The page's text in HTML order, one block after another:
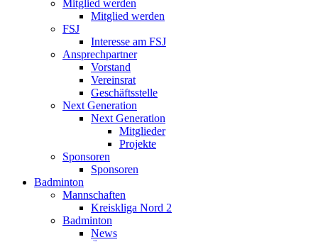
Mitglied werden
Mitglied werden
FSJ
Interesse am FSJ
Ansprechpartner
Vorstand
Vereinsrat
Geschäftsstelle
Next Generation
Next Generation
Mitglieder
Projekte
Sponsoren
Sponsoren
Badminton
Mannschaften
Kreiskliga Nord 2
Badminton
News